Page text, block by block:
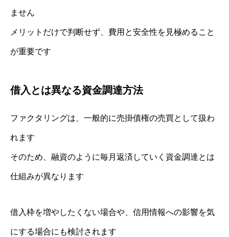
ません
メリットだけで判断せず、費用と安全性を見極めること
が重要です
借入とは異なる資金調達方法
ファクタリングは、一般的に売掛債権の売買として扱わ
れます
そのため、融資のように毎月返済していく資金調達とは
仕組みが異なります
借入枠を増やしたくない場合や、信用情報への影響を気
にする場合にも検討されます